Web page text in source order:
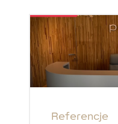
Referencje